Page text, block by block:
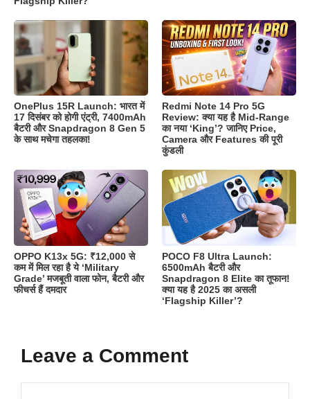
OnePlus 15R Launch: भारत में
17 दिसंबर को होगी एंट्री, 7400mAh
बैटरी और Snapdragon 8 Gen 5
के साथ मचेगा तहलका!
Redmi Note 14 Pro 5G
Review: क्या यह है Mid-Range
का नया ‘King’? जानिए Price,
Camera और Features की पूरी
कुंडली
OPPO K13x 5G: ₹12,000 से
कम में मिल रहा है ये ‘Military
Grade’ मजबूती वाला फोन, बैटरी और
फीचर्स हैं दमदार
POCO F8 Ultra Launch:
6500mAh बैटरी और
Snapdragon 8 Elite का तूफान!
क्या यह है 2025 का असली
‘Flagship Killer’?
Leave a Comment